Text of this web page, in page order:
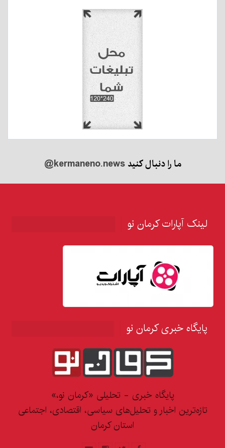
ما را دنبال کنید@kermaneno.news
لینک آپارات کرمان نو
پایگاه خبری کرمان نو
پایگاه خبری - تحلیلی «کرمان نو،»
تازه‌ترین اخبار و تحلیل‌های سیاسی، اقتصادی، اجتماعی
استان کرمان